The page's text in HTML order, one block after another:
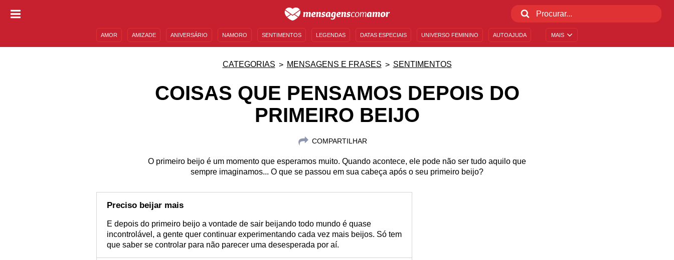
MAIS
AMOR AMIZADE ANIVERSÁRIO NAMORO SENTIMENTOS LEGENDAS DATAS ESPECIAIS UNIVERSO FEMININO AUTOAJUDA
CATEGORIAS MENSAGENS E FRASES SENTIMENTOS
COISAS QUE PENSAMOS DEPOIS DO
PRIMEIRO BEIJO
COMPARTILHAR
O primeiro beijo é um momento que esperamos muito. Quando acontece, ele pode não ser tudo aquilo que
sempre imaginamos... O que se passou em sua cabeça após o seu primeiro beijo?
Preciso beijar mais
E depois do primeiro beijo a vontade de sair beijando todo mundo é quase
incontrolável, a gente quer continuar experimentando cada vez mais beijos. Só tem
que saber se controlar para não parecer uma desesperada por aí.